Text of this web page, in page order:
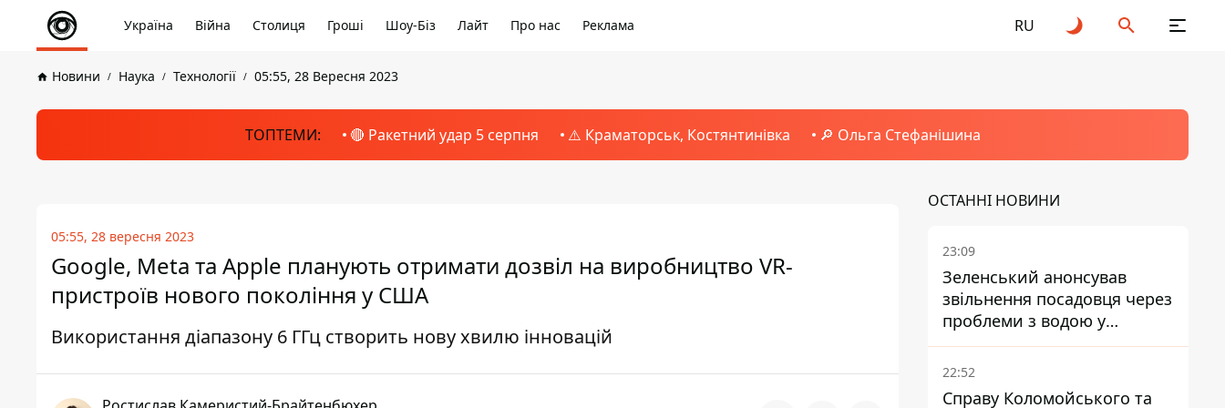
Україна Війна Столиця Гроші Шоу-Біз Лайт Про нас Реклама RU
Новини Наука Технології 05:55, 28 Вересня 2023
ТОПТЕМИ: 🔴 Ракетний удар 5 серпня ⚠️ Краматорськ, Костянтинівка 🔎 Ольга Стефанішина
05:55, 28 вересня 2023
Google, Meta та Apple планують отримати дозвіл на виробництво VR-
пристроїв нового покоління у США
Використання діапазону 6 ГГц створить нову хвилю інновацій
ОСТАННІ НОВИНИ
23:09
Зеленський анонсував
звільнення посадовця через
проблеми з водою у
Марганці
22:52
Справу Коломойського та